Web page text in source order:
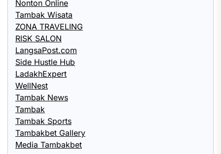
Nonton Online
Tambak Wisata
ZONA TRAVELING
RISK SALON
LangsaPost.com
Side Hustle Hub
LadakhExpert
WellNest
Tambak News
Tambak
Tambak Sports
Tambakbet Gallery
Media Tambakbet